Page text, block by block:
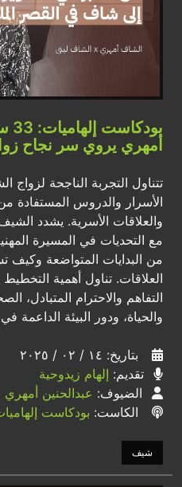
أمهري يروي سر نجاح
تتناول التجربة الناجحة
والعلاقات الأسرية. يشدد
مع التحديات في المسيرة
من البدايات المتواضعة وكيف
العلاقات. تناول أهمية
التفاهم والاحترام المتبادل،
والحياة، ودور البيئة الداعمة
بتاريخ: ١٤ / ٠٢ / ٢٠٢٥
تقديم: إلهام زيدوحية
الضيوف: عبدالحنين أمهري
الكاست: بودكاست
شيف